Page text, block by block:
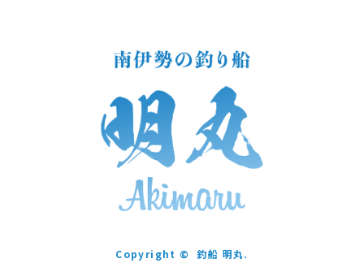
Copyright ©釣船 明丸.